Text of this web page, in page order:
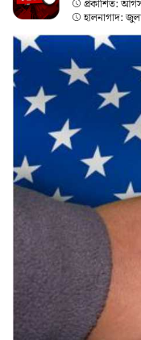
প্রকাশিত:
হালনাগাদ: